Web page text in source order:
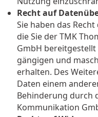
Recht auf
Sie haben das
die Sie der TMK
GmbH
gängigen und
erhalten. Des
Daten einem
Behinderung durch
Kommunikation